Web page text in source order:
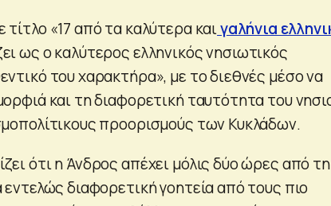
«17 από τα καλύτερα καιγαλήνια
ως ο καλύτερος ελληνικός νησιωτικός
του χαρακτήρα», με το διεθνές μέσο να
και τη διαφορετική ταυτότητα του
προορισμούς των Κυκλάδων.
ότι η Άνδρος απέχει μόλις δύο ώρες από τη
εντελώς διαφορετική γοητεία από τους πιο